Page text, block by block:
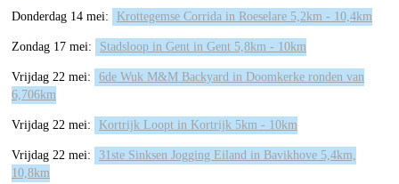
Donderdag 14 mei: Krottegemse Corrida in Roeselare 5,2km - 10,4km
Zondag 17 mei: Stadsloop in Gent in Gent 5,8km - 10km
Vrijdag 22 mei:
6de Wuk M&M Backyard in Doomkerke ronden van
6,706km
Vrijdag 22 mei: Kortrijk Loopt in Kortrijk 5km - 10km
Vrijdag 22 mei:
31ste Sinksen Jogging Eiland in Bavikhove 5,4km,
10,8km